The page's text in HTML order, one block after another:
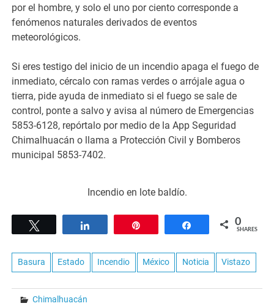
por el hombre, y solo el uno por ciento corresponde a
fenómenos naturales derivados de eventos
meteorológicos.
Si eres testigo del inicio de un incendio apaga el fuego de
inmediato, cércalo con ramas verdes o arrójale agua o
tierra, pide ayuda de inmediato si el fuego se sale de
control, ponte a salvo y avisa al número de Emergencias
5853-6128, repórtalo por medio de la App Seguridad
Chimalhuacán o llama a Protección Civil y Bomberos
municipal 5853-7402.
Incendio en lote baldío.
Share 0
SHARES
Basura Estado Incendio México Noticia Vistazo
Chimalhuacán